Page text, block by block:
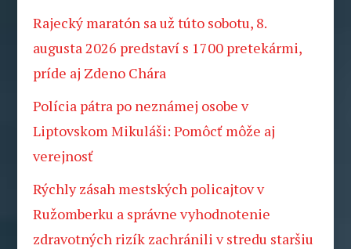
Rajecký maratón sa už túto sobotu, 8.
augusta 2026 predstaví s 1700 pretekármi,
príde aj Zdeno Chára
Polícia pátra po neznámej osobe v
Liptovskom Mikuláši: Pomôcť môže aj
verejnosť
Rýchly zásah mestských policajtov v
Ružomberku a správne vyhodnotenie
zdravotných rizík zachránili v stredu staršiu